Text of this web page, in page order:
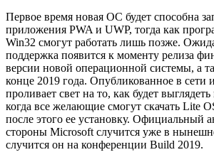
Первое время новая ОС будет способна
приложения PWA и UWP, тогда как
Win32 смогут работать лишь позже.
поддержка появится к моменту релиза
версии новой операционной системы, а
конце 2019 года. Опубликованное в сети
проливает свет на то, как будет
когда все желающие смогут скачать Lite
после этого ее установку. Официальный
стороны Microsoft случится уже в
случится он на конференции Build 2019.